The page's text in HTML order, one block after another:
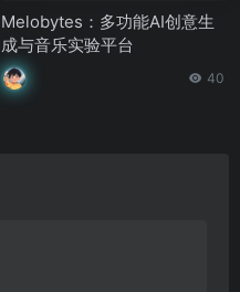
Melobytes：多功能AI创意生
成与音乐实验平台
40